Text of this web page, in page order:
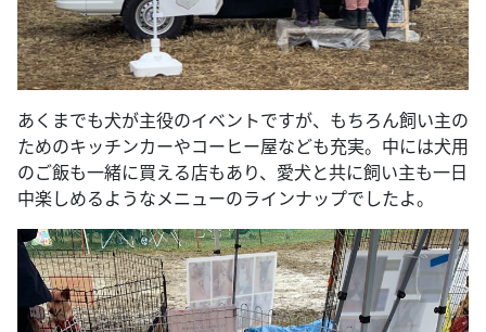
あくまでも犬が主役のイベントですが、もちろん飼い主の
ためのキッチンカーやコーヒー屋なども充実。中には犬用
のご飯も一緒に買える店もあり、愛犬と共に飼い主も一日
中楽しめるようなメニューのラインナップでしたよ。